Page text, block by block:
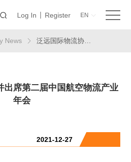
Log In Register EN
News
出席第二届中国航空物流产业
年会
2021-12-27